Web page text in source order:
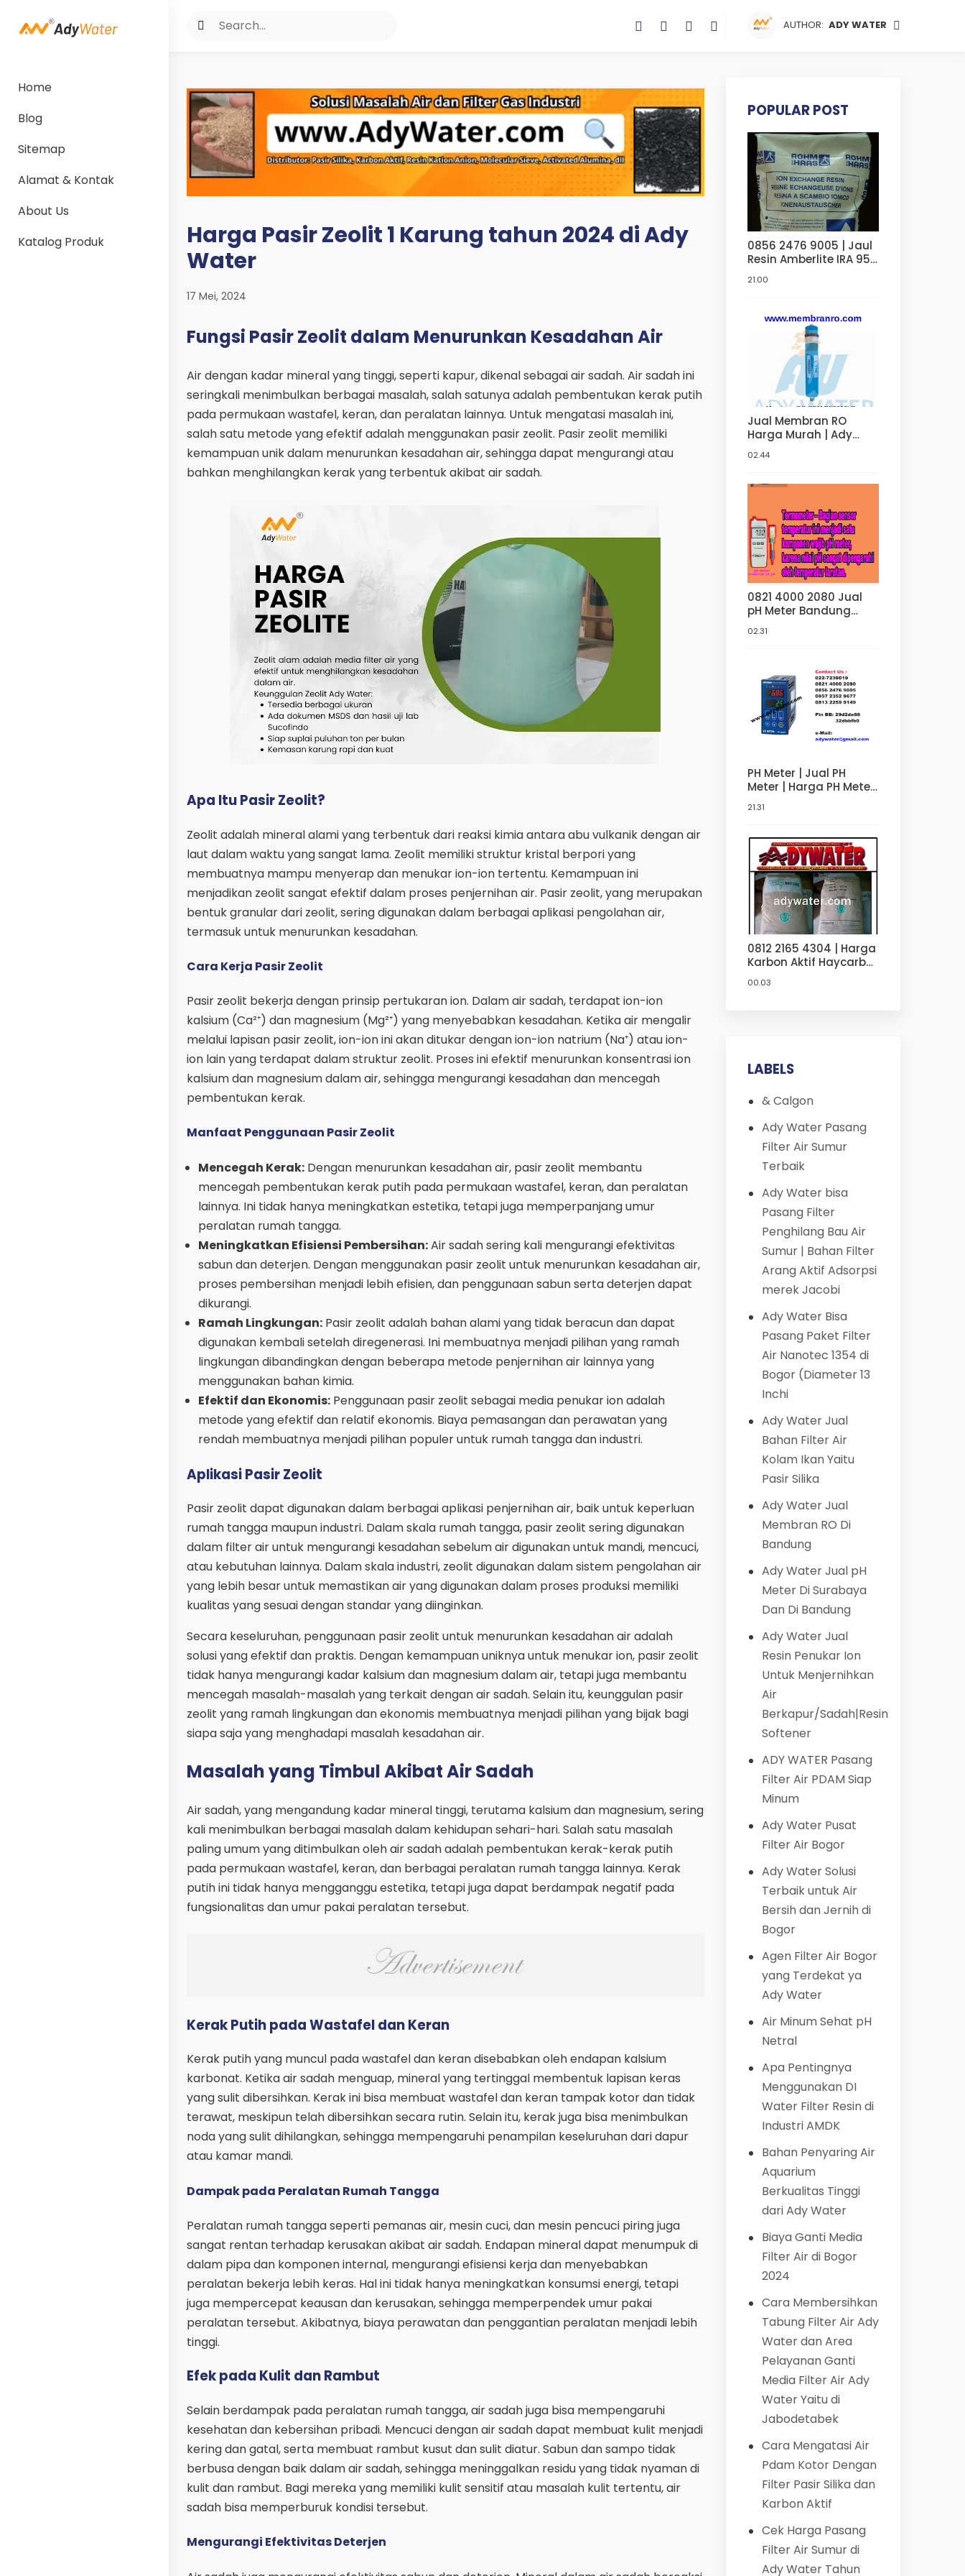
AUTHOR: ADY WATER
Home
Blog
Sitemap
Alamat & Kontak
About Us
Katalog Produk
Harga Pasir Zeolit 1 Karung tahun 2024 di Ady
Water
17 Mei, 2024
Fungsi Pasir Zeolit dalam Menurunkan Kesadahan Air
Air dengan kadar mineral yang tinggi, seperti kapur, dikenal sebagai air sadah. Air sadah ini
seringkali menimbulkan berbagai masalah, salah satunya adalah pembentukan kerak putih
pada permukaan wastafel, keran, dan peralatan lainnya. Untuk mengatasi masalah ini,
salah satu metode yang efektif adalah menggunakan pasir zeolit. Pasir zeolit memiliki
kemampuan unik dalam menurunkan kesadahan air, sehingga dapat mengurangi atau
bahkan menghilangkan kerak yang terbentuk akibat air sadah.
Apa Itu Pasir Zeolit?
Zeolit adalah mineral alami yang terbentuk dari reaksi kimia antara abu vulkanik dengan air
laut dalam waktu yang sangat lama. Zeolit memiliki struktur kristal berpori yang
membuatnya mampu menyerap dan menukar ion-ion tertentu. Kemampuan ini
menjadikan zeolit sangat efektif dalam proses penjernihan air. Pasir zeolit, yang merupakan
bentuk granular dari zeolit, sering digunakan dalam berbagai aplikasi pengolahan air,
termasuk untuk menurunkan kesadahan.
Cara Kerja Pasir Zeolit
Pasir zeolit bekerja dengan prinsip pertukaran ion. Dalam air sadah, terdapat ion-ion
kalsium (Ca²⁺) dan magnesium (Mg²⁺) yang menyebabkan kesadahan. Ketika air mengalir
melalui lapisan pasir zeolit, ion-ion ini akan ditukar dengan ion-ion natrium (Na⁺) atau ion-
ion lain yang terdapat dalam struktur zeolit. Proses ini efektif menurunkan konsentrasi ion
kalsium dan magnesium dalam air, sehingga mengurangi kesadahan dan mencegah
pembentukan kerak.
Manfaat Penggunaan Pasir Zeolit
Mencegah Kerak: Dengan menurunkan kesadahan air, pasir zeolit membantu
mencegah pembentukan kerak putih pada permukaan wastafel, keran, dan peralatan
lainnya. Ini tidak hanya meningkatkan estetika, tetapi juga memperpanjang umur
peralatan rumah tangga.
Meningkatkan Efisiensi Pembersihan:Air sadah sering kali mengurangi efektivitas
sabun dan deterjen. Dengan menggunakan pasir zeolit untuk menurunkan kesadahan air,
proses pembersihan menjadi lebih efisien, dan penggunaan sabun serta deterjen dapat
dikurangi.
Ramah Lingkungan: Pasir zeolit adalah bahan alami yang tidak beracun dan dapat
digunakan kembali setelah diregenerasi. Ini membuatnya menjadi pilihan yang ramah
lingkungan dibandingkan dengan beberapa metode penjernihan air lainnya yang
menggunakan bahan kimia.
Efektif dan Ekonomis: Penggunaan pasir zeolit sebagai media penukar ion adalah
metode yang efektif dan relatif ekonomis. Biaya pemasangan dan perawatan yang
rendah membuatnya menjadi pilihan populer untuk rumah tangga dan industri.
Aplikasi Pasir Zeolit
Pasir zeolit dapat digunakan dalam berbagai aplikasi penjernihan air, baik untuk keperluan
rumah tangga maupun industri. Dalam skala rumah tangga, pasir zeolit sering digunakan
dalam filter air untuk mengurangi kesadahan sebelum air digunakan untuk mandi, mencuci,
atau kebutuhan lainnya. Dalam skala industri, zeolit digunakan dalam sistem pengolahan air
yang lebih besar untuk memastikan air yang digunakan dalam proses produksi memiliki
kualitas yang sesuai dengan standar yang diinginkan.
Secara keseluruhan, penggunaan pasir zeolit untuk menurunkan kesadahan air adalah
solusi yang efektif dan praktis. Dengan kemampuan uniknya untuk menukar ion, pasir zeolit
tidak hanya mengurangi kadar kalsium dan magnesium dalam air, tetapi juga membantu
mencegah masalah-masalah yang terkait dengan air sadah. Selain itu, keunggulan pasir
zeolit yang ramah lingkungan dan ekonomis membuatnya menjadi pilihan yang bijak bagi
siapa saja yang menghadapi masalah kesadahan air.
Masalah yang Timbul Akibat Air Sadah
Air sadah, yang mengandung kadar mineral tinggi, terutama kalsium dan magnesium, sering
kali menimbulkan berbagai masalah dalam kehidupan sehari-hari. Salah satu masalah
paling umum yang ditimbulkan oleh air sadah adalah pembentukan kerak-kerak putih
pada permukaan wastafel, keran, dan berbagai peralatan rumah tangga lainnya. Kerak
putih ini tidak hanya mengganggu estetika, tetapi juga dapat berdampak negatif pada
fungsionalitas dan umur pakai peralatan tersebut.
Kerak Putih pada Wastafel dan Keran
Kerak putih yang muncul pada wastafel dan keran disebabkan oleh endapan kalsium
karbonat. Ketika air sadah menguap, mineral yang tertinggal membentuk lapisan keras
yang sulit dibersihkan. Kerak ini bisa membuat wastafel dan keran tampak kotor dan tidak
terawat, meskipun telah dibersihkan secara rutin. Selain itu, kerak juga bisa menimbulkan
noda yang sulit dihilangkan, sehingga mempengaruhi penampilan keseluruhan dari dapur
atau kamar mandi.
Dampak pada Peralatan Rumah Tangga
Peralatan rumah tangga seperti pemanas air, mesin cuci, dan mesin pencuci piring juga
sangat rentan terhadap kerusakan akibat air sadah. Endapan mineral dapat menumpuk di
dalam pipa dan komponen internal, mengurangi efisiensi kerja dan menyebabkan
peralatan bekerja lebih keras. Hal ini tidak hanya meningkatkan konsumsi energi, tetapi
juga mempercepat keausan dan kerusakan, sehingga memperpendek umur pakai
peralatan tersebut. Akibatnya, biaya perawatan dan penggantian peralatan menjadi lebih
tinggi.
Efek pada Kulit dan Rambut
Selain berdampak pada peralatan rumah tangga, air sadah juga bisa mempengaruhi
kesehatan dan kebersihan pribadi. Mencuci dengan air sadah dapat membuat kulit menjadi
kering dan gatal, serta membuat rambut kusut dan sulit diatur. Sabun dan sampo tidak
berbusa dengan baik dalam air sadah, sehingga meninggalkan residu yang tidak nyaman di
kulit dan rambut. Bagi mereka yang memiliki kulit sensitif atau masalah kulit tertentu, air
sadah bisa memperburuk kondisi tersebut.
Mengurangi Efektivitas Deterjen
POPULAR POST
0856 2476 9005 | Jaul
Resin Amberlite IRA 958
Bandung | Di Jakarta |
| Di Serang
21.00
Jual Membran RO
Harga Murah | Ady
Water Jual Membran
RO Di Bandung
02.44
0821 4000 2080 Jual
pH Meter Bandung
Murah Di Ady Water
02.31
PH Meter | Jual PH
Meter | Harga PH Meter
21.31
0812 2165 4304 | Harga
Karbon Aktif Haycarb
00.03
LABELS
& Calgon
Ady Water Pasang
Filter Air Sumur
Terbaik
Ady Water bisa
Pasang Filter
Penghilang Bau Air
Sumur | Bahan Filter
Arang Aktif Adsorpsi
merek Jacobi
Ady Water Bisa
Pasang Paket Filter
Air Nanotec 1354 di
Bogor (Diameter 13
Inchi
Ady Water Jual
Bahan Filter Air
Kolam Ikan Yaitu
Pasir Silika
Ady Water Jual
Membran RO Di
Bandung
Ady Water Jual pH
Meter Di Surabaya
Dan Di Bandung
Ady Water Jual
Resin Penukar Ion
Untuk Menjernihkan
Air
Berkapur/Sadah|Resin
Softener
ADY WATER Pasang
Filter Air PDAM Siap
Minum
Ady Water Pusat
Filter Air Bogor
Ady Water Solusi
Terbaik untuk Air
Bersih dan Jernih di
Bogor
Agen Filter Air Bogor
yang Terdekat ya
Ady Water
Air Minum Sehat pH
Netral
Apa Pentingnya
Menggunakan DI
Water Filter Resin di
Industri AMDK
Bahan Penyaring Air
Aquarium
Berkualitas Tinggi
dari Ady Water
Biaya Ganti Media
Filter Air di Bogor
2024
Cara Membersihkan
Tabung Filter Air Ady
Water dan Area
Pelayanan Ganti
Media Filter Air Ady
Water Yaitu di
Jabodetabek
Cara Mengatasi Air
Pdam Kotor Dengan
Filter Pasir Silika dan
Karbon Aktif
Cek Harga Pasang
Filter Air Sumur di
Ady Water Tahun